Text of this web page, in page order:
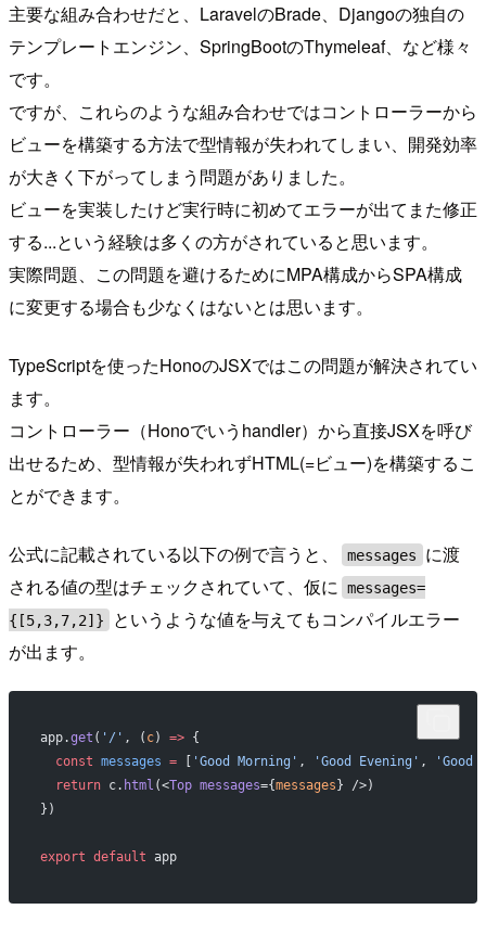
主要な組み合わせだと、LaravelのBrade、Djangoの独自の
テンプレートエンジン、SpringBootのThymeleaf、など様々
です。
ですが、これらのような組み合わせではコントローラーから
ビューを構築する方法で型情報が失われてしまい、開発効率
が大きく下がってしまう問題がありました。
ビューを実装したけど実行時に初めてエラーが出てまた修正
する...という経験は多くの方がされていると思います。
実際問題、この問題を避けるためにMPA構成からSPA構成
に変更する場合も少なくはないとは思います。
TypeScriptを使ったHonoのJSXではこの問題が解決されてい
ます。
コントローラー（Honoでいうhandler）から直接JSXを呼び
出せるため、型情報が失われずHTML(=ビュー)を構築するこ
とができます。
公式に記載されている以下の例で言うと、 messages
に渡
される値の型はチェックされていて、仮に messages=
{[5,3,7,2]}
というような値を与えてもコンパイルエラー
が出ます。
app.get ( '/' , ( c) => {
  const
messages = [ 'Good Morning' , 'Good Evening' ,
'Good
  return
c. html (<Top messages={messages } />)
})
export default app